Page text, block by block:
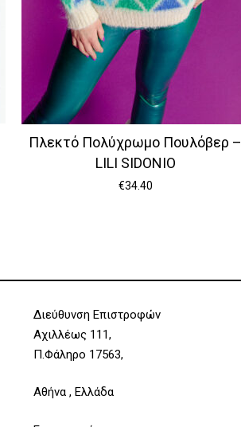
Πλεκτό Πολύχρωμο Πουλόβερ –
LILI SIDONIO
€34.40
Διεύθυνση Επιστροφών
Αχιλλέως 111,
Π.Φάληρο 17563,
Αθήνα , Ελλάδα